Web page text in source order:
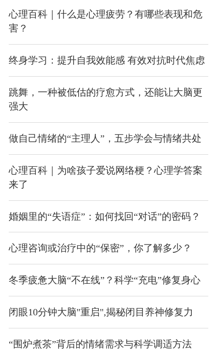
心理百科｜什么是心理疲劳？有哪些表现和危
害？
终身学习：提升自我效能感 有效对抗时代焦虑
跳舞，一种被低估的疗愈方式，还能让大脑更
强大
做自己情绪的“主理人”，五步学会与情绪共处
心理百科｜为啥孩子爱说网络梗？心理学答案
来了
婚姻里的“失语症”：如何找回“对话”的密码？
心理咨询或治疗中的“保密”，你了解多少？
冬季疲惫大脑“不在线”？科学“充电”修复身心
闭眼10分钟大脑"重启",揭秘闭目养神修复力
“围炉煮茶”背后的情绪需求与科学调适方法